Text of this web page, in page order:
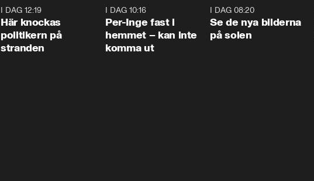
I DAG 12:19
Här knockas
politikern på
stranden
I DAG 10:16
Per-Inge fast i
hemmet – kan inte
komma ut
I DAG 08:20
Se de nya bilderna
på solen